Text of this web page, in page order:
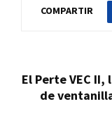
COMPARTIR
El Perte VEC
de